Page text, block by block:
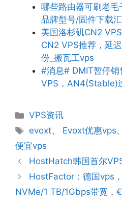
哪些路由器可刷老
品牌型号/固件下载
美国洛杉矶CN2
CN2 VPS推荐，延
份_搬瓦工vps
#消息# DMIT暂停
VPS，AN4(Stable)
分
类
VPS资讯
标
签
evoxt、 Evoxt优惠vps
便宜vps
HostHatch韩国首尔
HostFactor：德国vps
NVMe/1 TB/1Gbps带宽，